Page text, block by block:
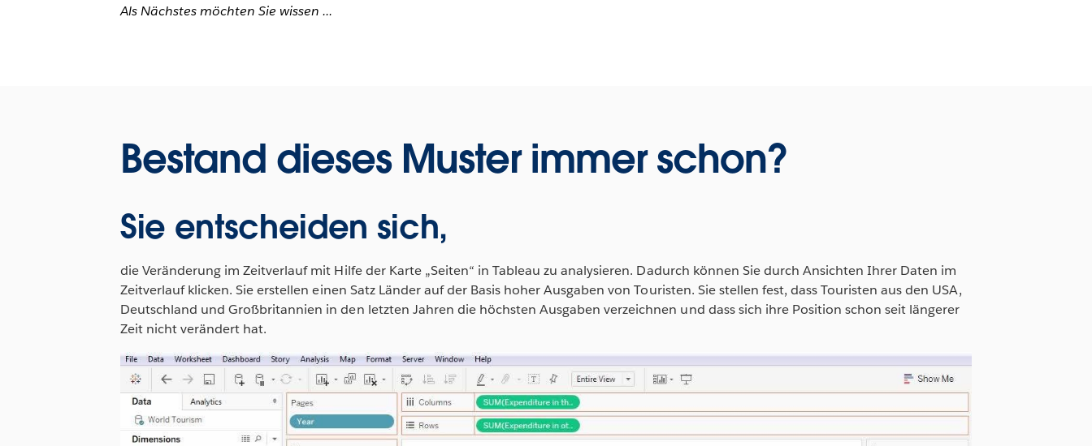
Als Nächstes möchten Sie wissen ...
Bestand dieses Muster immer schon?
Sie entscheiden sich,
die Veränderung im Zeitverlauf mit Hilfe der Karte „Seiten“ in Tableau zu analysieren. Dadurch können Sie durch Ansichten Ihrer Daten im
Zeitverlauf klicken. Sie erstellen einen Satz Länder auf der Basis hoher Ausgaben von Touristen. Sie stellen fest, dass Touristen aus den USA,
Deutschland und Großbritannien in den letzten Jahren die höchsten Ausgaben verzeichnen und dass sich ihre Position schon seit längerer
Zeit nicht verändert hat.